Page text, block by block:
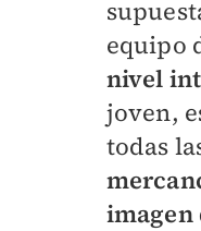
equipo
nivel
joven,
todas
imagen